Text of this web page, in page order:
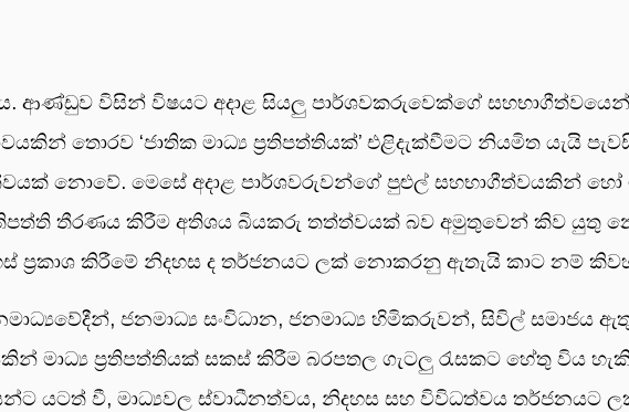
ආණ්ඩුව විසින් විෂයට අදාළ සියලු පාර්ශවකරුවෙක්ගේ
තොරව ‘ජාතික මාධ්‍ය ප්‍රතිපත්තියක්’ එළිදැක්වීමට නියමිත යැයි
නොවේ. මෙසේ අදාළ පාර්ශවරුවන්ගේ පුළුල් සහභාගීත්වයකින්
තීරණය කිරීම අතිශය බියකරු තත්ත්වයක් බව අමුතුවෙන් කිව යුතු
ප්‍රකාශ කිරීමේ නිදහස ද තර්ජනයට ලක් නොකරනු ඇතැයි කාට නම්
ජනමාධ්‍ය සංවිධාන, ජනමාධ්‍ය හිමිකරුවන්, සිවිල් සමාජය
ප්‍රතිපත්තියක් සකස් කිරීම බරපතල ගැටලු රැසකට හේතු විය
යටත් වී, මාධ්‍යවල ස්වාධීනත්වය, නිදහස සහ විවිධත්වය තර්ජනයට